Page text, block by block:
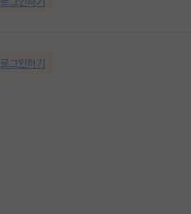
로그인하기